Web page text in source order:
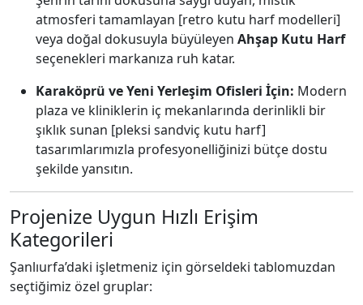
atmosferi tamamlayan [retro kutu harf modelleri]
veya doğal dokusuyla büyüleyen Ahşap Kutu Harf
seçenekleri markanıza ruh katar.
Karaköprü ve Yeni Yerleşim Ofisleri İçin: Modern
plaza ve kliniklerin iç mekanlarında derinlikli bir
şıklık sunan [pleksi sandviç kutu harf]
tasarımlarımızla profesyonelliğinizi bütçe dostu
şekilde yansıtın.
Projenize Uygun Hızlı Erişim
Kategorileri
Şanlıurfa’daki işletmeniz için görseldeki tablomuzdan
seçtiğimiz özel gruplar: